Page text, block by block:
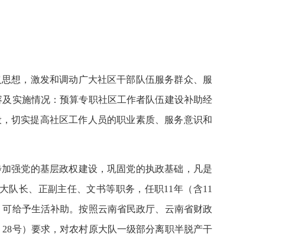
想，激发和调动广大社区干部队伍服务群众、服
实施情况：预算专职社区工作者队伍建设补助经
切实提高社区工作人员的职业素质、服务意识和
强党的基层政权建设，巩固党的执政基础，凡是
队长、正副主任、文书等职务，任职11年（含11
给予生活补助。按照云南省民政厅、云南省财政
号）要求，对农村原大队一级部分离职半脱产干